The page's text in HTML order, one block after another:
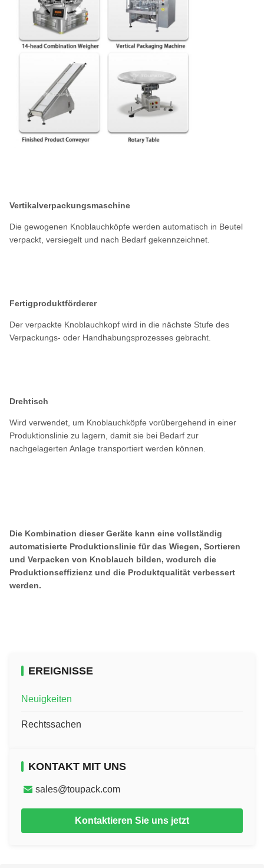
Vertikalverpackungsmaschine
Die gewogenen Knoblauchköpfe werden automatisch in Beutel
verpackt, versiegelt und nach Bedarf gekennzeichnet.
Fertigproduktförderer
Der verpackte Knoblauchkopf wird in die nächste Stufe des
Verpackungs- oder Handhabungsprozesses gebracht.
Drehtisch
Wird verwendet, um Knoblauchköpfe vorübergehend in einer
Produktionslinie zu lagern, damit sie bei Bedarf zur
nachgelagerten Anlage transportiert werden können.
Die Kombination dieser Geräte kann eine vollständig
automatisierte Produktionslinie für das Wiegen, Sortieren
und Verpacken von Knoblauch bilden, wodurch die
Produktionseffizienz und die Produktqualität verbessert
werden.
EREIGNISSE
Neuigkeiten
Rechtssachen
KONTAKT MIT UNS
sales@toupack.com
Kontaktieren Sie uns jetzt